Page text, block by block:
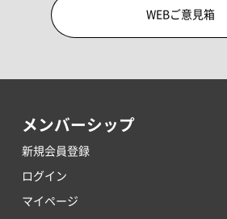
WEBご意見箱
メンバーシップ
新規会員登録
ログイン
マイページ